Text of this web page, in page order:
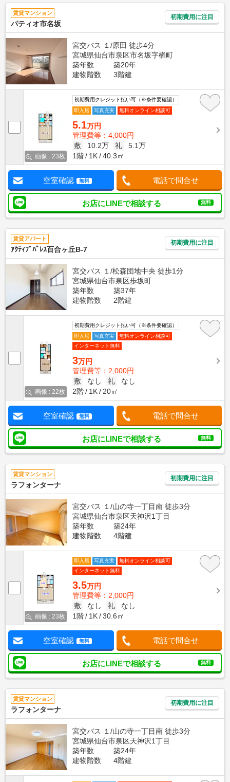
賃貸マンション
パティオ市名坂
初期費用に注目
宮交バス １/原田 徒歩4分
宮城県仙台市泉区市名坂字楢町
築年数
築20年
建物階数
3階建
画像 : 23枚
初期費用クレジット払い可（※条件要確認）
即入居
写真充実 無料オンライン相談可
5.1万円
管理費等：4,000円
敷
10.2万 礼
5.1万
1階
1K 40.3㎡
空室確認 無料 電話で問合せ
お店にLINEで相談する 無料
賃貸アパート
ｱｸﾃｨﾌﾞﾊﾟﾚｽ百合ヶ丘B-7
初期費用に注目
宮交バス １/松森団地中央 徒歩1分
宮城県仙台市泉区歩坂町
築年数
築37年
建物階数
2階建
画像 : 22枚
初期費用クレジット払い可（※条件要確認）
即入居
写真充実
無料オンライン相談可
インターネット無料
3万円
管理費等：2,000円
敷
なし 礼
なし
2階
1K 20㎡
空室確認 無料 電話で問合せ
お店にLINEで相談する 無料
賃貸マンション
ラフォンターナ
初期費用に注目
宮交バス １/山の寺一丁目南 徒歩3分
宮城県仙台市泉区天神沢1丁目
築年数
築24年
建物階数
4階建
画像 : 23枚
即入居 写真充実
無料オンライン相談可
インターネット無料
3.5万円
管理費等：2,000円
敷
なし 礼
なし
1階
1K 30.6㎡
空室確認 無料 電話で問合せ
お店にLINEで相談する 無料
賃貸マンション
ラフォンターナ
初期費用に注目
宮交バス １/山の寺一丁目南 徒歩3分
宮城県仙台市泉区天神沢1丁目
築年数
築24年
建物階数
4階建